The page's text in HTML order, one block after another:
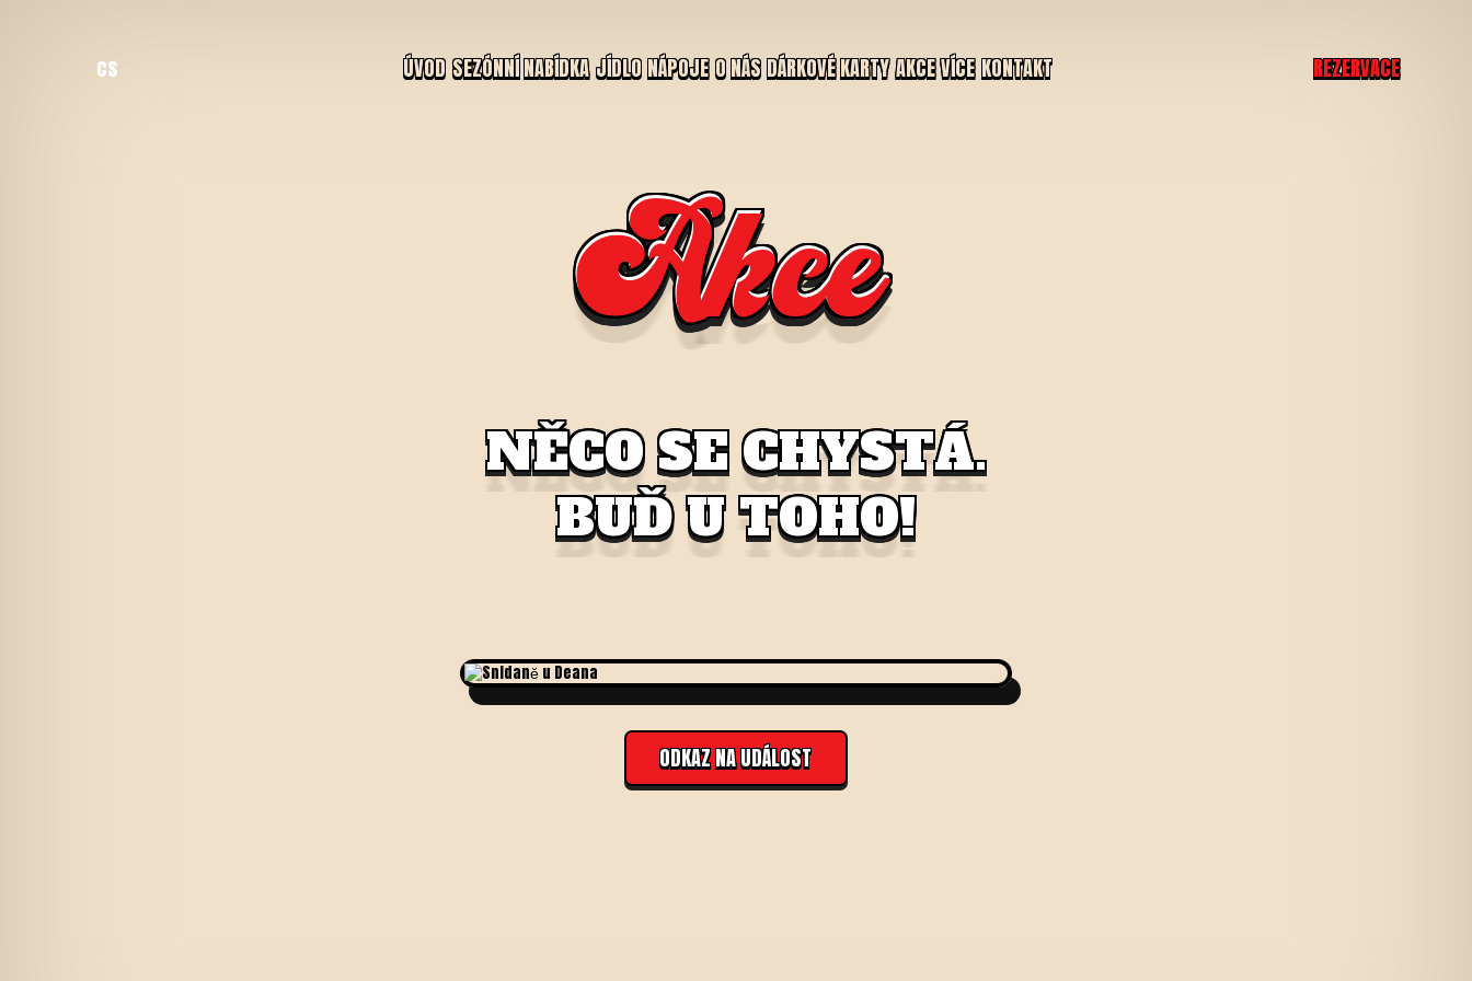
cs ÚVOD SEZÓNNÍ NABÍDKA JÍDLO NÁPOJE O NÁS DÁRKOVÉ KARTY AKCE VÍCE KONTAKT REZERVACE
Akce
NĚCO SE CHYSTÁ.
BUĎ U TOHO!
ODKAZ NA UDÁLOST